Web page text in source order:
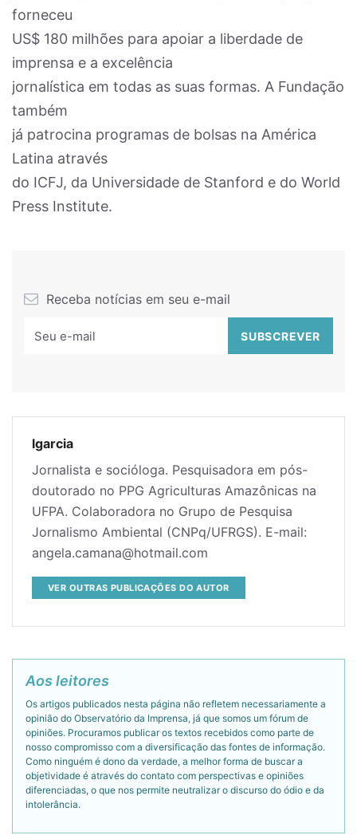
forneceu
US$ 180 milhões para apoiar a liberdade de
imprensa e a excelência
jornalística em todas as suas formas. A Fundação
também
já patrocina programas de bolsas na América
Latina através
do ICFJ, da Universidade de Stanford e do World
Press Institute.
Receba notícias em seu e-mail
lgarcia
Jornalista e socióloga. Pesquisadora em pós-
doutorado no PPG Agriculturas Amazônicas na
UFPA. Colaboradora no Grupo de Pesquisa
Jornalismo Ambiental (CNPq/UFRGS). E-mail:
angela.camana@hotmail.com
VER OUTRAS PUBLICAÇÕES DO AUTOR
Aos leitores
Os artigos publicados nesta página não refletem necessariamente a
opinião do Observatório da Imprensa, já que somos um fórum de
opiniões. Procuramos publicar os textos recebidos como parte de
nosso compromisso com a diversificação das fontes de informação.
Como ninguém é dono da verdade, a melhor forma de buscar a
objetividade é através do contato com perspectivas e opiniões
diferenciadas, o que nos permite neutralizar o discurso do ódio e da
intolerância.